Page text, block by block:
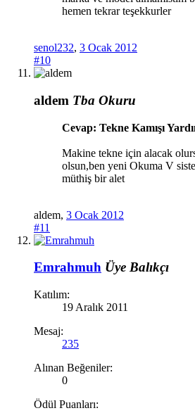
hemen tekrar teşekkurler
senol232, 3 Ocak 2012
#10
aldem Tba Okuru
Cevap: Tekne Kamışı
Makine tekne için alacak
olsun,ben yeni Okuma V
müthiş bir alet
aldem, 3 Ocak 2012
#11
Emrahmuh Üye Balıkçı
Katılım:
19 Aralık 2011
Mesaj:
235
Alınan Beğeniler:
0
Ödül Puanları: